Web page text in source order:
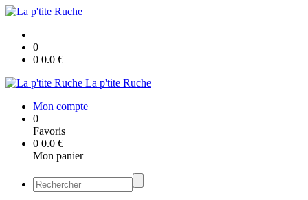
0
0 0.0 €
La p'tite Ruche
Mon compte
0
Favoris
0 0.0 €
Mon panier